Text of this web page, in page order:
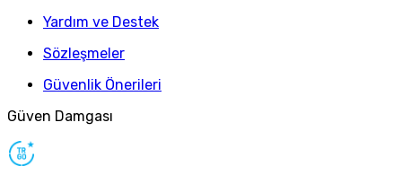
Yardım ve Destek
Sözleşmeler
Güvenlik Önerileri
Güven Damgası